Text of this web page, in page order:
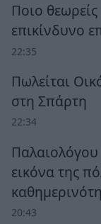
Ποιο
επικίνδυνο
22:35
Πωλείται
στη Σπάρτη
22:34
εικόνα της
20:43